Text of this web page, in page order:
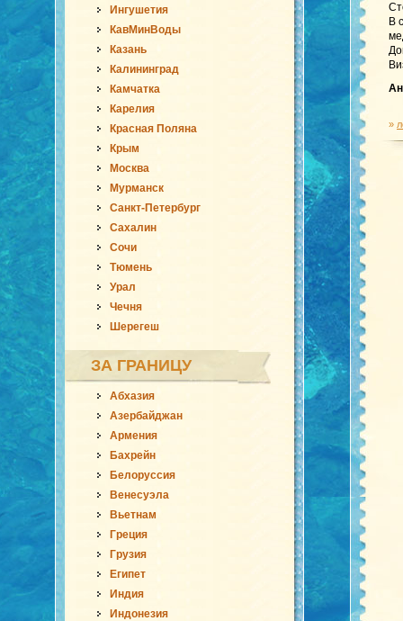
Ингушетия
КавМинВоды
Казань
Калининград
Камчатка
Карелия
Красная Поляна
Крым
Москва
Мурманск
Санкт-Петербург
Сахалин
Сочи
Тюмень
Урал
Чечня
Шерегеш
ЗА ГРАНИЦУ
Абхазия
Азербайджан
Армения
Бахрейн
Белоруссия
Венесуэла
Вьетнам
Греция
Грузия
Египет
Индия
Индонезия
В
»